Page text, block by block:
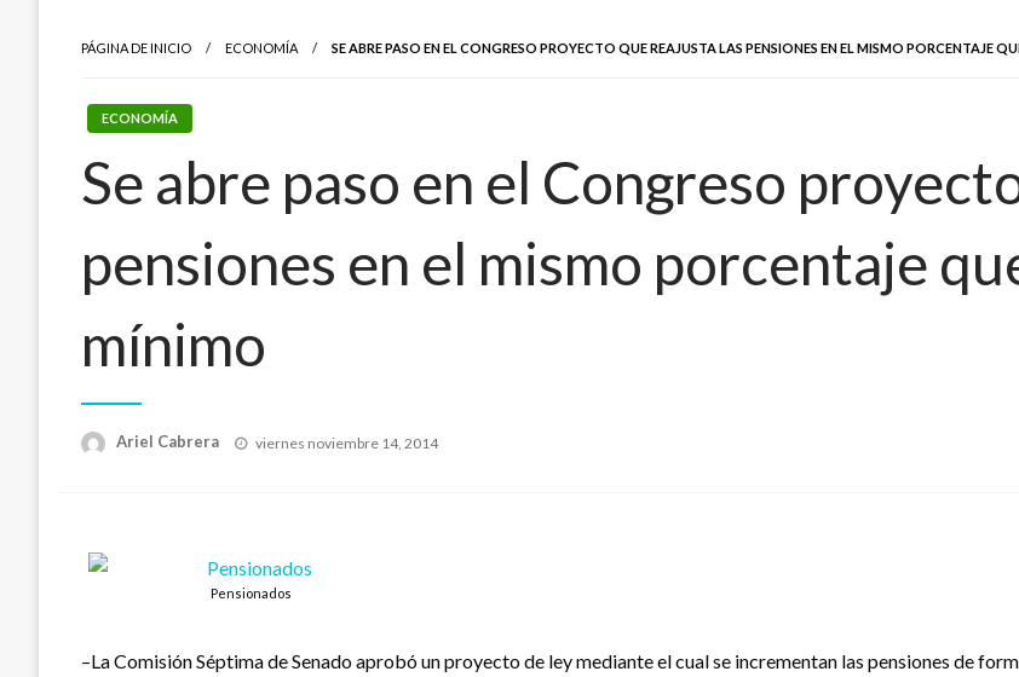
PÁGINA DE INICIO ECONOMÍA SE ABRE PASO EN EL CONGRESO PROYECTO QUE REAJUSTA LAS PENSIONES EN EL MISMO PORCENTAJE
ECONOMÍA
Se abre paso en el Congreso
pensiones en el mismo porcentaje
mínimo
Ariel Cabrera
Publicado
viernes noviembre 14, 2014
Pensionados
–La Comisión Séptima de Senado aprobó un proyecto de ley mediante el cual se incrementan las pensiones de